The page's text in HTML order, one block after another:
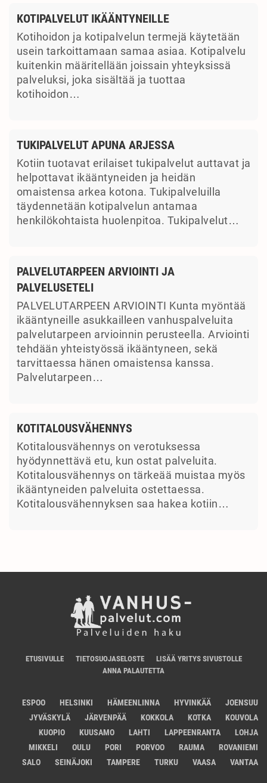
KOTIPALVELUT IKÄÄNTYNEILLE
Kotihoidon ja kotipalvelun termejä käytetään
usein tarkoittamaan samaa asiaa. Kotipalvelu
kuitenkin määritellään joissain yhteyksissä
palveluksi, joka sisältää ja tuottaa
kotihoidon…
TUKIPALVELUT APUNA ARJESSA
Kotiin tuotavat erilaiset tukipalvelut auttavat ja
helpottavat ikääntyneiden ja heidän
omaistensa arkea kotona. Tukipalveluilla
täydennetään kotipalvelun antamaa
henkilökohtaista huolenpitoa. Tukipalvelut…
PALVELUTARPEEN ARVIOINTI JA
PALVELUSETELI
PALVELUTARPEEN ARVIOINTI Kunta myöntää
ikääntyneille asukkailleen vanhuspalveluita
palvelutarpeen arvioinnin perusteella. Arviointi
tehdään yhteistyössä ikääntyneen, sekä
tarvittaessa hänen omaistensa kanssa.
Palvelutarpeen…
KOTITALOUSVÄHENNYS
Kotitalousvähennys on verotuksessa
hyödynnettävä etu, kun ostat palveluita.
Kotitalousvähennys on tärkeää muistaa myös
ikääntyneiden palveluita ostettaessa.
Kotitalousvähennyksen saa hakea kotiin…
ETUSIVULLE TIETOSUOJASELOSTE
LISÄÄ YRITYS SIVUSTOLLE
ANNA PALAUTETTA
ESPOO HELSINKI HÄMEENLINNA HYVINKÄÄ
JOENSUU
JYVÄSKYLÄ
JÄRVENPÄÄ KOKKOLA KOTKA
KOUVOLA
KUOPIO
KUUSAMO LAHTI LAPPEENRANTA
LOHJA
MIKKELI
OULU PORI PORVOO RAUMA
ROVANIEMI
SALO
SEINÄJOKI TAMPERE TURKU VAASA VANTAA